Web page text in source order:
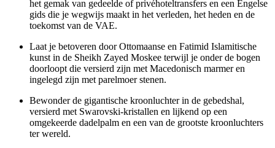
het gemak van gedeelde of privéhoteltransfers en een Engelse
gids die je wegwijs maakt in het verleden, het heden en de
toekomst van de VAE.
Laat je betoveren door Ottomaanse en Fatimid Islamitische
kunst in de Sheikh Zayed Moskee terwijl je onder de bogen
doorloopt die versierd zijn met Macedonisch marmer en
ingelegd zijn met parelmoer stenen.
Bewonder de gigantische kroonluchter in de gebedshal,
versierd met Swarovski-kristallen en lijkend op een
omgekeerde dadelpalm en een van de grootste kroonluchters
ter wereld.